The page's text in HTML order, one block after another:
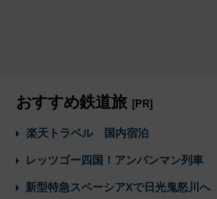
おすすめ鉄道旅 [PR]
楽天トラベル 国内宿泊
レッツゴー四国！アンパンマン列車
新型特急スペーシアXで日光鬼怒川へ